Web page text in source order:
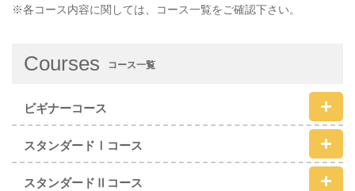
※各コース内容に関しては、コース一覧をご確認下さい。
Courses コース一覧
ビギナーコース
スタンダードⅠコース
スタンダードⅡコース